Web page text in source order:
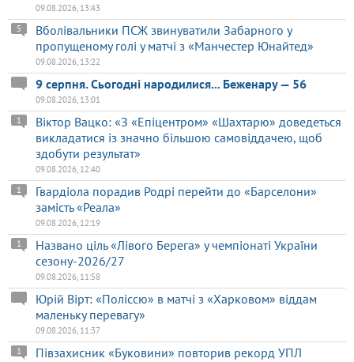
09.08.2026, 13:43
Вболівальники ПСЖ звинуватили Забарного у
пропущеному голі у матчі з «Манчестер Юнайтед»
5
09.08.2026, 13:22
9 серпня. Сьогодні народилися... Беженару — 56
09.08.2026, 13:01
Віктор Вацко: «З «Епіцентром» «Шахтарю» доведеться
викладатися із значно більшою самовіддачею, щоб
здобути результат»
1
09.08.2026, 12:40
Гвардіола порадив Родрі перейти до «Барселони»
замість «Реала»
1
09.08.2026, 12:19
Названо ціль «Лівого Берега» у чемпіонаті України
сезону-2026/27
1
09.08.2026, 11:58
Юрій Вірт: «Поліссю» в матчі з «Харковом» віддам
маленьку перевагу»
09.08.2026, 11:37
Півзахисник «Буковини» повторив рекорд УПЛ
1